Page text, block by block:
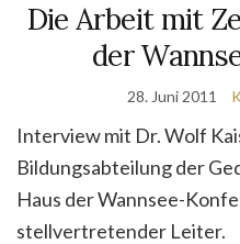
Die Arbeit mit
der
28. Juni 2011
Interview mit Dr. Wolf
Bildungsabteilung der
Haus der Wannsee-
stellvertretender Leiter.